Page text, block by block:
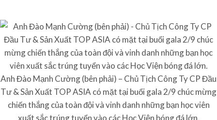
Anh Đào Mạnh Cường (bên phải) – Chủ Tịch Công Ty CP Đầu
Tư & Sản Xuất TOP ASIA có mặt tại buổi gala 2/9 chúc mừng
chiến thắng của toàn đội và vinh danh những bạn học viên
xuất sắc trúng tuyển vào các Học Viện bóng đá lớn.